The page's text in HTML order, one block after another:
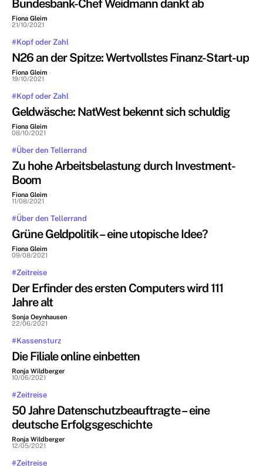
Bundesbank-Chef Weidmann dankt ab
Fiona Gleim -
21/10/2021
#Kopf oder Zahl
N26 an der Spitze: Wertvollstes Finanz-Start-up
Fiona Gleim -
19/10/2021
#Kopf oder Zahl
Geldwäsche: NatWest bekennt sich schuldig
Fiona Gleim -
08/10/2021
#Über den Tellerrand
Zu hohe Arbeitsbelastung durch Investment-
Boom
Fiona Gleim -
11/08/2021
#Über den Tellerrand
Grüne Geldpolitik – eine utopische Idee?
Fiona Gleim -
09/08/2021
#Zeitreise
Der Erfinder des ersten Computers wird 111
Jahre alt
Sonja Oeynhausen -
22/06/2021
#Kassensturz
Die Filiale online einbetten
Ronja Wildberger -
10/06/2021
#Zeitreise
50 Jahre Datenschutzbeauftragte – eine
deutsche Erfolgsgeschichte
Ronja Wildberger -
12/05/2021
#Zeitreise